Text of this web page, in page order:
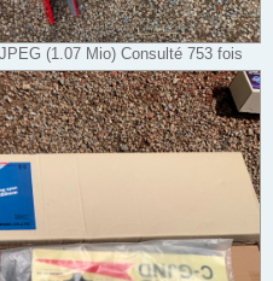
(1.07 Mio) Consulté 753 fois